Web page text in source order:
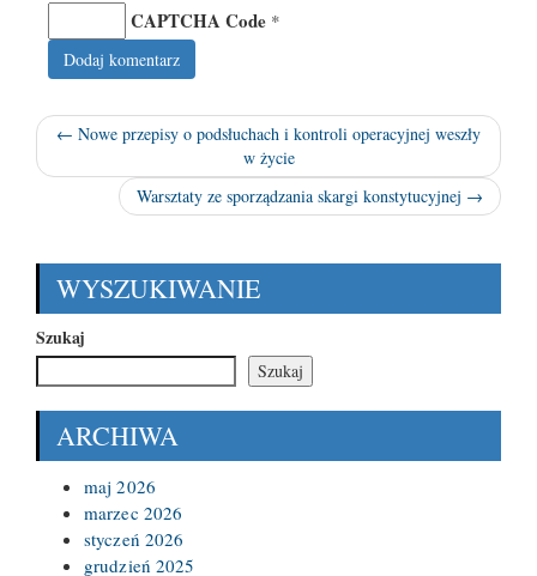
CAPTCHA Code *
← Nowe przepisy o podsłuchach i kontroli operacyjnej weszły
w życie
Warsztaty ze sporządzania skargi konstytucyjnej →
WYSZUKIWANIE
Szukaj
Szukaj
ARCHIWA
maj 2026
marzec 2026
styczeń 2026
grudzień 2025